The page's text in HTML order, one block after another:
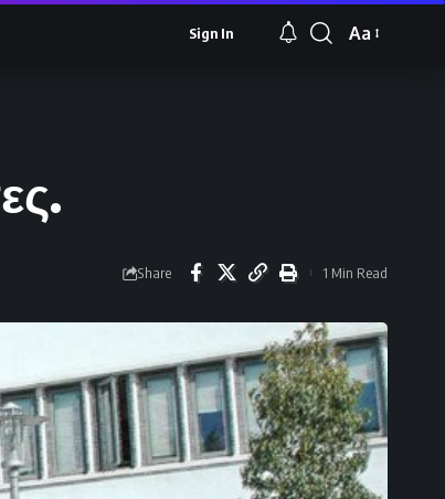
Sign In
Font
Aa
Share 1 Min Read